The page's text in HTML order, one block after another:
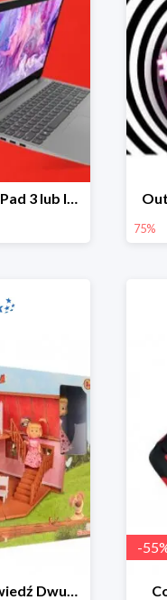
Laptopy Lenovo IdeaPad 3 lub IdeaPad 5 -300 zł
75%
Simba Masza i Niedźwiedź Dwupoziomowy dom
-55